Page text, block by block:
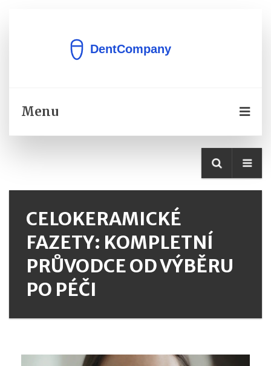
Menu
CELOKERAMICKÉ
FAZETY: KOMPLETNÍ
PRŮVODCE OD VÝBĚRU
PO PÉČI